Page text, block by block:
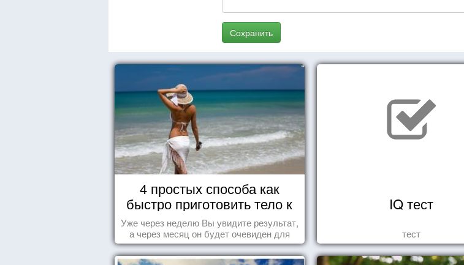
Сохранить
4 простых способа как
быстро приготовить тело к
морю
Уже через неделю Вы увидите результат,
а через месяц он будет очевиден для
всех!
IQ тест
тест